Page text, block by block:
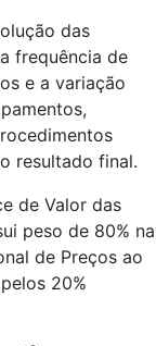
das
frequência de
e a variação
resultado final.
de Valor das
peso de 80% na
de Preços ao
20%